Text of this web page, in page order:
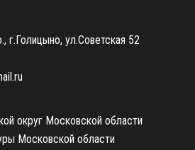
г.Голицыно, ул.Советская 52
округ Московской области
Московской области